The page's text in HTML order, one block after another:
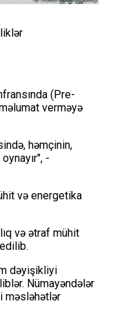
(Pre-
verməyə
həmçinin,
-
və energetika
və ətraf mühit
dəyişikliyi
Nümayəndələr
məsləhətlər